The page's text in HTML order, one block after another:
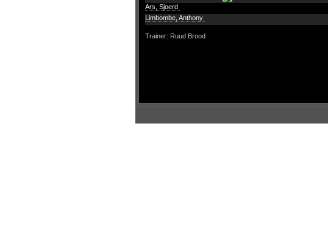
Ars, Sjoerd
Limbombe, Anthony
Trainer: Ruud Brood